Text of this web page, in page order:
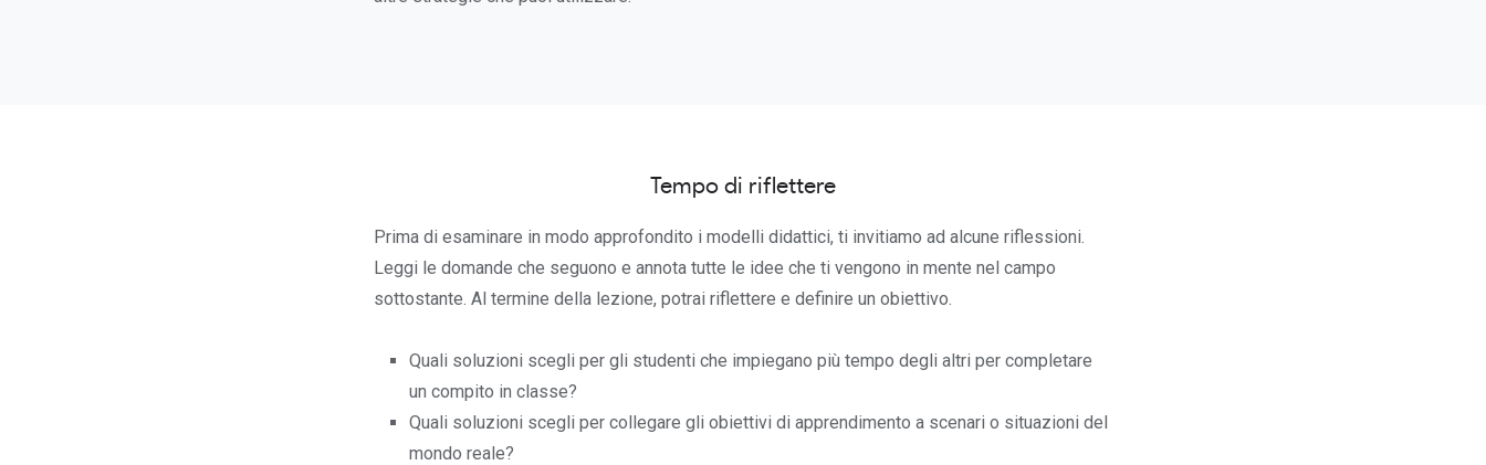
Tempo di riflettere
Prima di esaminare in modo approfondito i modelli didattici, ti invitiamo ad alcune riflessioni.
Leggi le domande che seguono e annota tutte le idee che ti vengono in mente nel campo
sottostante. Al termine della lezione, potrai riflettere e definire un obiettivo.
Quali soluzioni scegli per gli studenti che impiegano più tempo degli altri per completare
un compito in classe?
Quali soluzioni scegli per collegare gli obiettivi di apprendimento a scenari o situazioni del
mondo reale?